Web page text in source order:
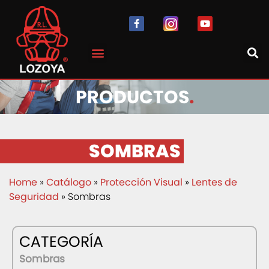
PRODUCTOS.
SOMBRAS
Home » Catálogo » Protección Visual » Lentes de
Seguridad » Sombras
CATEGORÍA
Sombras